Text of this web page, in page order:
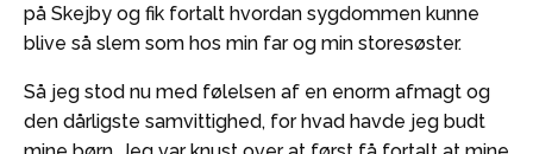
på Skejby og fik fortalt hvordan sygdommen kunne
blive så slem som hos min far og min storesøster.
Så jeg stod nu med følelsen af en enorm afmagt og
den dårligste samvittighed, for hvad havde jeg budt